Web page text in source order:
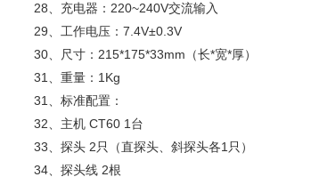
28、充电器：220~240V交流输入
29、工作电压：7.4V±0.3V
30、尺寸：215*175*33mm（长*宽*厚）
31、重量：1Kg
31、标准配置：
32、主机 CT60 1台
33、探头 2只（直探头、斜探头各1只）
34、探头线 2根